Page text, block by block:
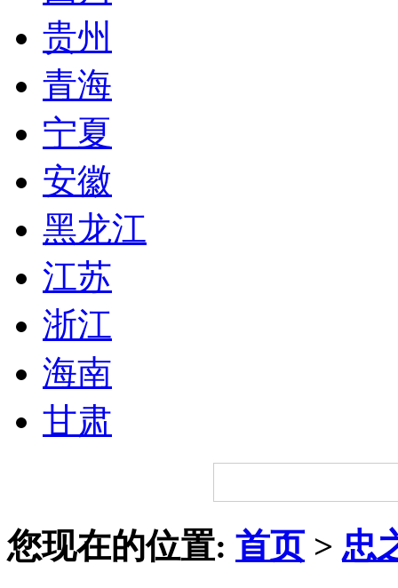
贵州
青海
宁夏
安徽
黑龙江
江苏
浙江
海南
甘肃
您现在的位置: 首页 > 忠